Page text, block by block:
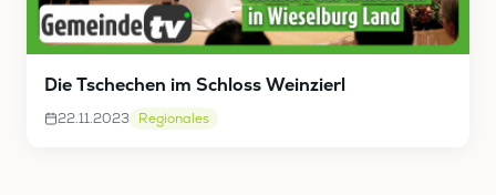
Die Tschechen im Schloss Weinzierl
22.11.2023 Regionales